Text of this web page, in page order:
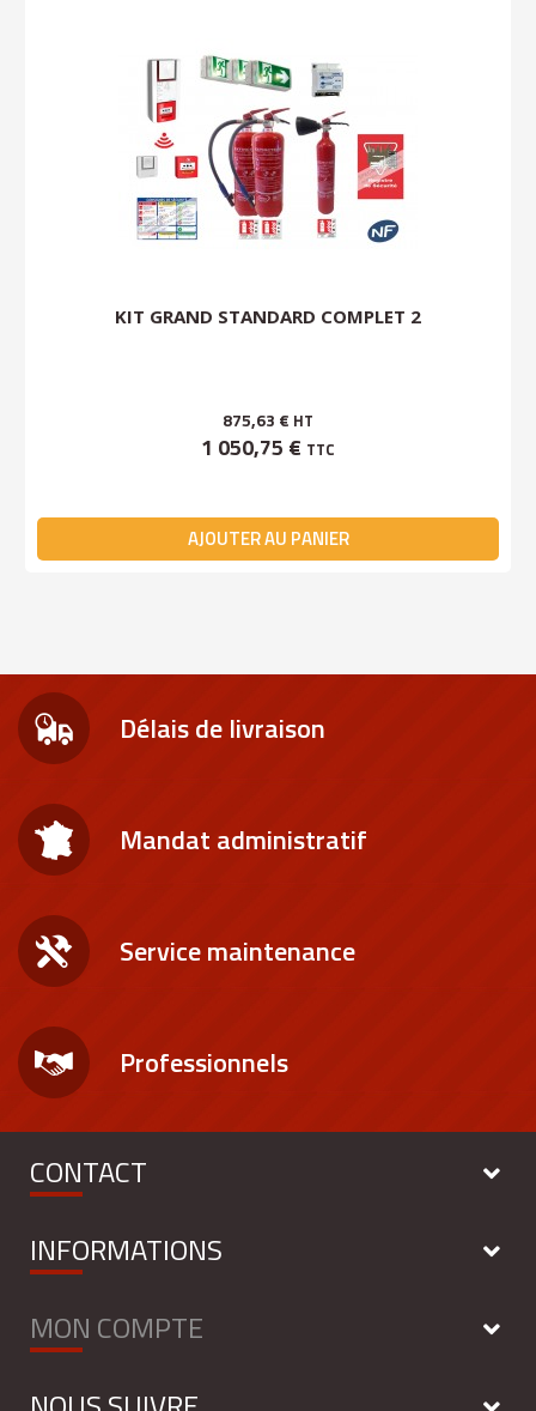
KIT GRAND STANDARD COMPLET 2
875,63 € HT
1 050,75 € TTC
AJOUTER AU PANIER
Délais de livraison
Mandat administratif
Service maintenance
Professionnels
CONTACT
INFORMATIONS
MON COMPTE